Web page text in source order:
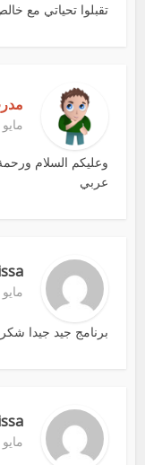
تقبلوا تحياتي مع
مايو 13, 2014 الساعة 12:47 ص
وعليكم السلام
عربي
مايو 16, 2014 الساعة 1:55 م
برنامج جيد جيدا
مايو 16, 2014 الساعة 1:57 م